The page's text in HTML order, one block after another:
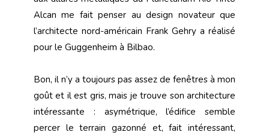
Alcan me fait penser au design novateur que
l’architecte nord-américain Frank Gehry a réalisé
pour le Guggenheim à Bilbao.
Bon, il n’y a toujours pas assez de fenêtres à mon
goût et il est gris, mais je trouve son architecture
intéressante : asymétrique, l’édifice semble
percer le terrain gazonné et, fait intéressant,